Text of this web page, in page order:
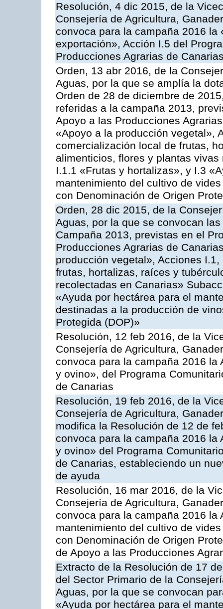
Resolución, 4 dic 2015, de la
Consejería de Agricultura,
convoca para la campaña 2016
exportación», Acción I.5 del
Producciones Agrarias de
Orden, 13 abr 2016, de la
Aguas, por la que se amplía la
Orden de 28 de diciembre de
referidas a la campaña 2013,
Apoyo a las Producciones
«Apoyo a la producción vegetal»,
comercialización local de frutas,
alimenticios, flores y plantas
I.1.1 «Frutas y hortalizas», y I.3
mantenimiento del cultivo de
con Denominación de Origen
Orden, 28 dic 2015, de la
Aguas, por la que se convocan
Campaña 2013, previstas en el
Producciones Agrarias de
producción vegetal», Acciones
frutas, hortalizas, raíces y
recolectadas en Canarias»
«Ayuda por hectárea para el
destinadas a la producción de
Protegida (DOP)»
Resolución, 12 feb 2016, de la
Consejería de Agricultura,
convoca para la campaña 2016
y ovino», del Programa
de Canarias
Resolución, 19 feb 2016, de la
Consejería de Agricultura,
modifica la Resolución de 12 de
convoca para la campaña 2016
y ovino» del Programa
de Canarias, estableciendo un
de ayuda
Resolución, 16 mar 2016, de la
Consejería de Agricultura,
convoca para la campaña 2016 la
mantenimiento del cultivo de
con Denominación de Origen
de Apoyo a las Producciones
Extracto de la Resolución de 17
del Sector Primario de la
Aguas, por la que se convocan
«Ayuda por hectárea para el